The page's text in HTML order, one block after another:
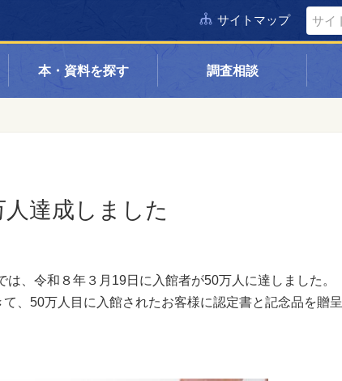
サイトマップ
本・資料を探す 調査相談
達成しました
、令和８年３月19日に入館者が50万人に達しました。
、50万人目に入館されたお客様に認定書と記念品を贈呈